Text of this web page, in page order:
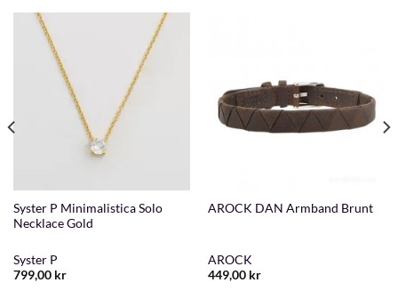
Syster P Minimalistica Solo
Necklace Gold
Syster P
799,00 kr
AROCK DAN Armband Brunt
AROCK
449,00 kr